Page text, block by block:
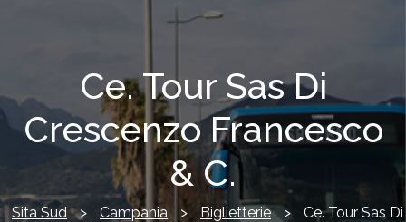
Ce. Tour Sas Di
Crescenzo Francesco
& C.
Sita Sud > Campania > Biglietterie >
Ce. Tour Sas Di